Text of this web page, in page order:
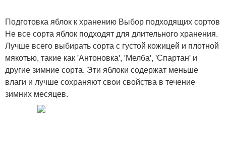
Подготовка яблок к хранению Выбор подходящих сортов
Не все сорта яблок подходят для длительного хранения.
Лучше всего выбирать сорта с густой кожицей и плотной
мякотью, такие как 'Антоновка', 'Мелба', 'Спартан' и
другие зимние сорта. Эти яблоки содержат меньше
влаги и лучше сохраняют свои свойства в течение
зимних месяцев.